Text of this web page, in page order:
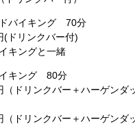
バイキング 70分
ドリンクバー付)
キングと一緒
キング 80分
ドリンクバー＋ハーゲンダ
ドリンクバー＋ハーゲンダ